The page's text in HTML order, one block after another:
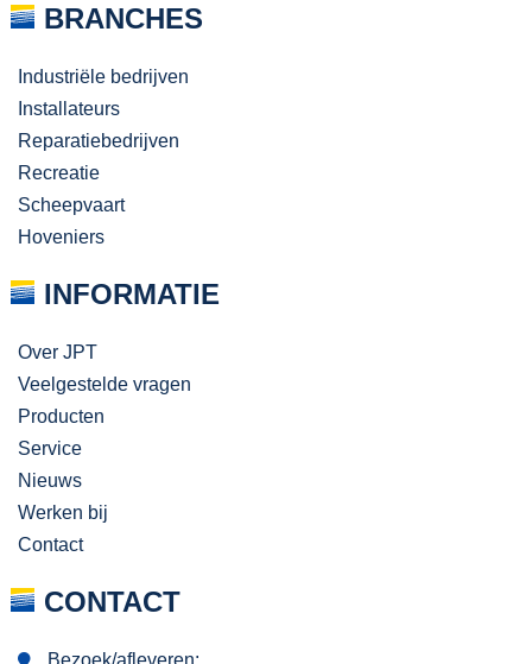
BRANCHES
Industriële bedrijven
Installateurs
Reparatiebedrijven
Recreatie
Scheepvaart
Hoveniers
INFORMATIE
Over JPT
Veelgestelde vragen
Producten
Service
Nieuws
Werken bij
Contact
CONTACT
Bezoek/afleveren: